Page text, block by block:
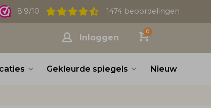
8.9/10 1474 beoordelingen
Inloggen
0
Gekleurde spiegels Nieuw